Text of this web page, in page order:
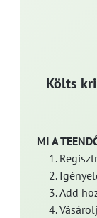
Költs
MI A
Add